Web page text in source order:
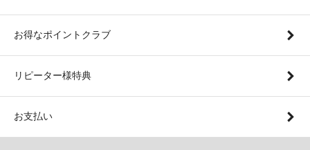
お得なポイントクラブ
リピーター様特典
お支払い